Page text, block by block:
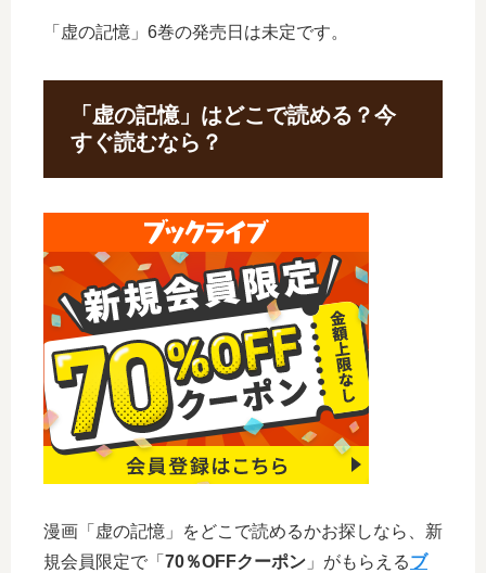
「虚の記憶」6巻の発売日は未定です。
「虚の記憶」はどこで読める？今
すぐ読むなら？
漫画「虚の記憶」をどこで読めるかお探しなら、新
規会員限定で「 70％OFFクーポン 」がもらえるブ